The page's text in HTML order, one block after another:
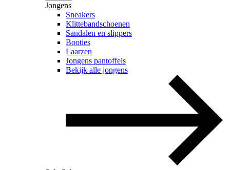
Jongens
Sneakers
Klittebandschoenen
Sandalen en slippers
Booties
Laarzen
Jongens pantoffels
Bekijk alle jongens